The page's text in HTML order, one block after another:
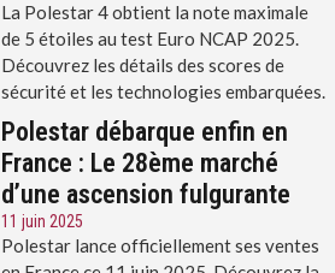
La Polestar 4 obtient la note maximale
de 5 étoiles au test Euro NCAP 2025.
Découvrez les détails des scores de
sécurité et les technologies embarquées.
Polestar débarque enfin en
France : Le 28ème marché
d’une ascension fulgurante
11 juin 2025
Polestar lance officiellement ses ventes